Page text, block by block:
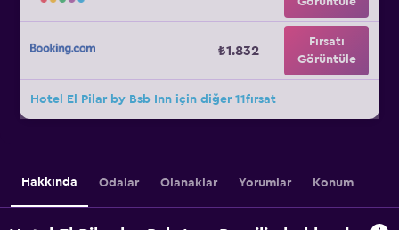
₺1.832
Fırsatı
Görüntüle
Hotel El Pilar by Bsb Inn için diğer 11fırsat
Hakkında Odalar Olanaklar Yorumlar Konum